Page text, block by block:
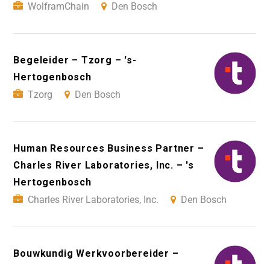
WolframChain
Den Bosch
Begeleider – Tzorg – 's-
Hertogenbosch
Tzorg
Den Bosch
Human Resources Business Partner –
Charles River Laboratories, Inc. – 's
Hertogenbosch
Charles River Laboratories, Inc.
Den Bosch
Bouwkundig Werkvoorbereider –